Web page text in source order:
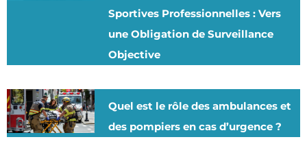
Sportives Professionnelles : Vers
une Obligation de Surveillance
Objective
Quel est le rôle des ambulances et
des pompiers en cas d’urgence ?